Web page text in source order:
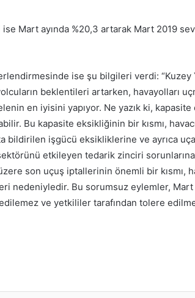
Mart ayında %20,3 artarak Mart 2019
ise şu bilgileri verdi: “Kuzey
beklentileri artarken, havayolları
en iyisini yapıyor. Ne yazık ki,
Bu kapasite eksikliğinin bir kısmı,
bildirilen işgücü eksikliklerine ve ayrıca
etkileyen tedarik zinciri
son uçuş iptallerinin önemli bir kısmı,
nedeniyledir. Bu sorumsuz eylemler, Mart
ve yetkililer tarafından tolere